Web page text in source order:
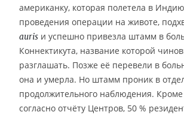
американку, которая полетела в
проведения операции на животе,
auris и успешно привезла штамм в
Коннектикута, название которой
разглашать. Позже её перевели в
она и умерла. Но штамм проник в
продолжительного наблюдения. Кроме
согласно отчёту Центров, 50 %